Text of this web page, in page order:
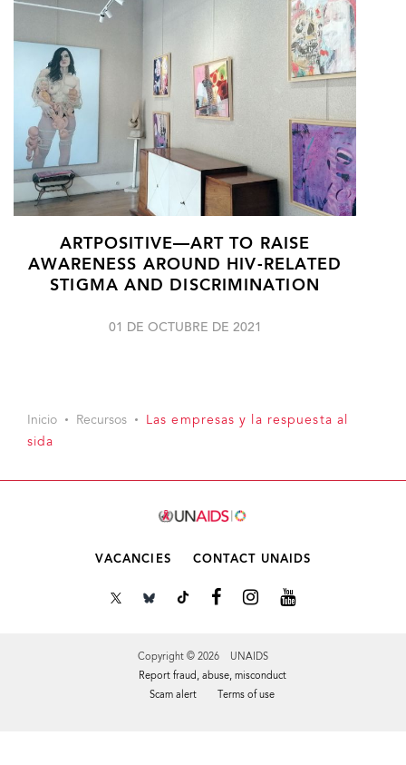
ARTPOSITIVE—ART TO RAISE
AWARENESS AROUND HIV-RELATED
STIGMA AND DISCRIMINATION
01 DE OCTUBRE DE 2021
Inicio Recursos
Las empresas y la respuesta al
sida
VACANCIES CONTACT UNAIDS
Copyright © 2026 UNAIDS
Report fraud, abuse, misconduct
Scam alert
Terms of use